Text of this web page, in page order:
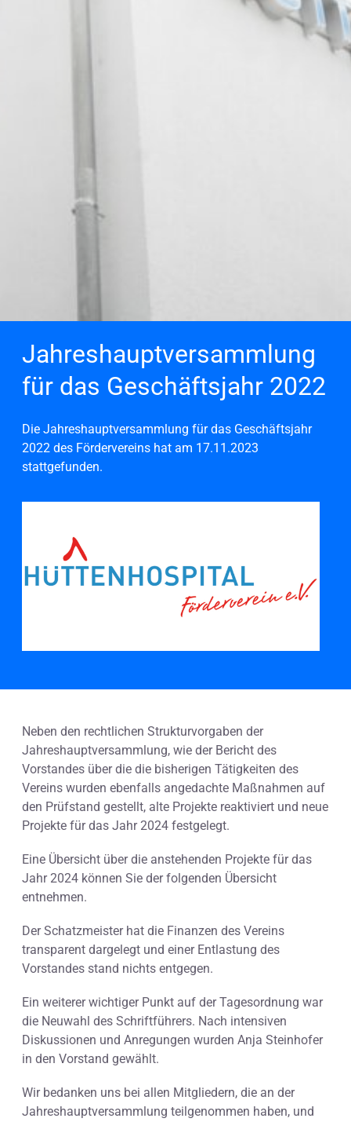
Jahreshauptversammlung
für das Geschäftsjahr 2022
Die Jahreshauptversammlung für das Geschäftsjahr
2022 des Fördervereins hat am 17.11.2023
stattgefunden.
Neben den rechtlichen Strukturvorgaben der
Jahreshauptversammlung, wie der Bericht des
Vorstandes über die die bisherigen Tätigkeiten des
Vereins wurden ebenfalls angedachte Maßnahmen auf
den Prüfstand gestellt, alte Projekte reaktiviert und neue
Projekte für das Jahr 2024 festgelegt.
Eine Übersicht über die anstehenden Projekte für das
Jahr 2024 können Sie der folgenden Übersicht
entnehmen.
Der Schatzmeister hat die Finanzen des Vereins
transparent dargelegt und einer Entlastung des
Vorstandes stand nichts entgegen.
Ein weiterer wichtiger Punkt auf der Tagesordnung war
die Neuwahl des Schriftführers. Nach intensiven
Diskussionen und Anregungen wurden Anja Steinhofer
in den Vorstand gewählt.
Wir bedanken uns bei allen Mitgliedern, die an der
Jahreshauptversammlung teilgenommen haben, und